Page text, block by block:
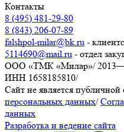
Контакты
8 (495) 481-29-80
8 (843) 206-07-89
falshpol-milar@bk.ru -
5114690@mail.ru - отдел
ООО «ТМК «Милар»/
ИНН 1658185810/
Сайт не является публичной
персональных данных/
данных
Разработка и ведение сайта